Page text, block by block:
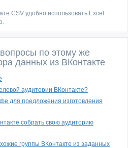
CSV удобно использовать Excel
по этому же
данных из ВКонтакте
аудитории ВКонтакте?
для предложения изготовления
собрать свою аудиторию
группы ВКонтакте из заданных